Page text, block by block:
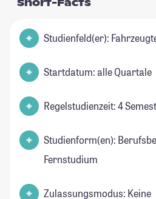
Short-Facts
Studienfeld(er):
Startdatum: alle Quartale
Regelstudienzeit: 4
Studienform(en):
Fernstudium
Zulassungsmodus: Keine